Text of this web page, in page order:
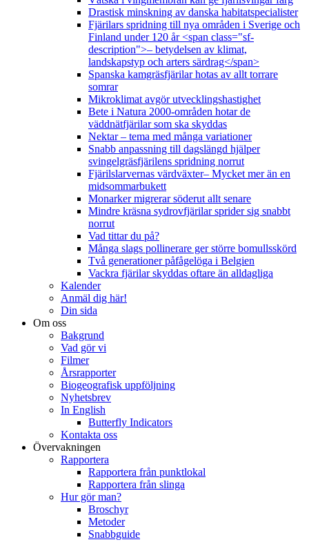
Drastisk minskning av danska habitatspecialister
Fjärilars spridning till nya områden i Sverige och
Finland under 120 år <span class="sf-
description">– betydelsen av klimat,
landskapstyp och arters särdrag</span>
Spanska kamgräsfjärilar hotas av allt torrare
somrar
Mikroklimat avgör utvecklingshastighet
Bete i Natura 2000-områden hotar de
väddnätfjärilar som ska skyddas
Nektar – tema med många variationer
Snabb anpassning till dagslängd hjälper
svingelgräsfjärilens spridning norrut
Fjärilslarvernas värdväxter– Mycket mer än en
midsommarbukett
Monarker migrerar söderut allt senare
Mindre kräsna sydrovfjärilar sprider sig snabbt
norrut
Vad tittar du på?
Många slags pollinerare ger större bomullsskörd
Två generationer påfågelöga i Belgien
Vackra fjärilar skyddas oftare än alldagliga
Kalender
Anmäl dig här!
Din sida
Om oss
Bakgrund
Vad gör vi
Filmer
Årsrapporter
Biogeografisk uppföljning
Nyhetsbrev
In English
Butterfly Indicators
Kontakta oss
Övervakningen
Rapportera
Rapportera från punktlokal
Rapportera från slinga
Hur gör man?
Broschyr
Metoder
Snabbguide